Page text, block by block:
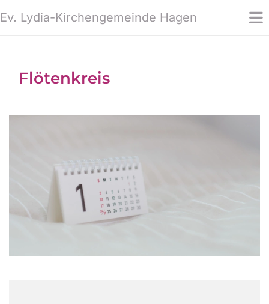
Ev. Lydia-Kirchengemeinde Hagen
Flötenkreis